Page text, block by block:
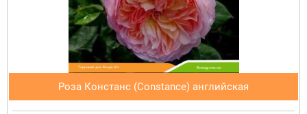
Роза Констанс (Constance) английская